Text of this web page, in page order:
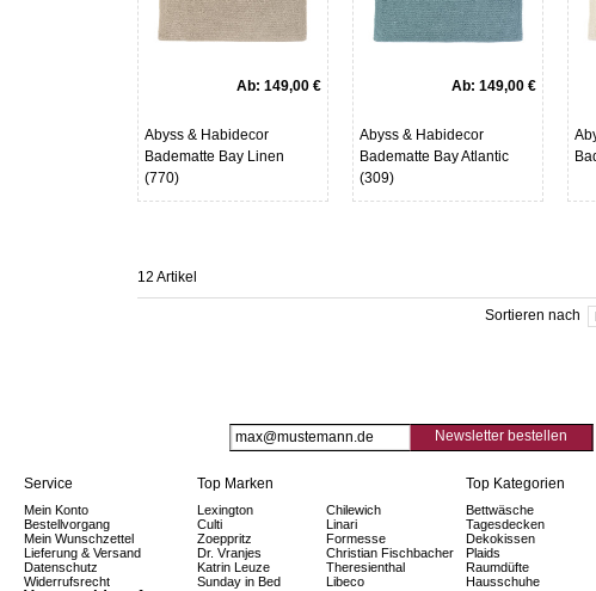
Ab: 149,00 €
Abyss & Habidecor
Badematte Bay Linen
(770)
Ab: 149,00 €
Abyss & Habidecor
Badematte Bay Atlantic
(309)
12 Artikel
Sortieren nach
Newsletter bestellen
Service
Mein Konto
Bestellvorgang
Mein Wunschzettel
Lieferung & Versand
Datenschutz
Widerrufsrecht
Top Marken
Lexington
Chilewich
Culti
Linari
Zoeppritz
Formesse
Dr. Vranjes
Christian Fischbacher
Katrin Leuze
Theresienthal
Sunday in Bed
Libeco
Top Kategorien
Bettwäsche
Tagesdecken
Dekokissen
Plaids
Raumdüfte
Hausschuhe